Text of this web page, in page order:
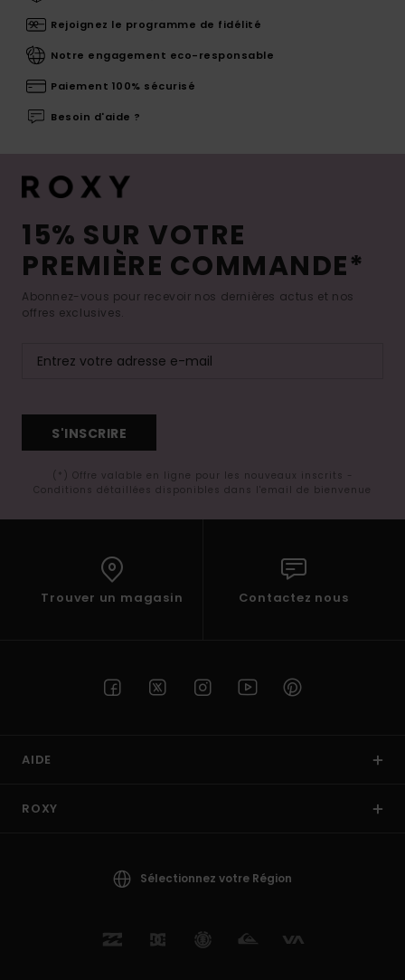
Rejoignez le programme de fidélité
Notre engagement eco-responsable
Paiement 100% sécurisé
Besoin d'aide ?
15% SUR VOTRE
PREMIÈRE COMMANDE*
Abonnez-vous pour recevoir nos dernières actus et nos
offres exclusives.
S'INSCRIRE
(*) Offre valable en ligne pour les nouveaux inscrits -
Conditions détaillées disponibles dans l'email de bienvenue
Trouver un magasin Contactez nous
AIDE
ROXY
Sélectionnez votre Région